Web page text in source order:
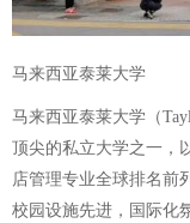
马来西亚泰莱大学
马来西亚泰莱大学（
顶尖的私立大学之一，
店管理专业全球排名前
校园设施先进，国际化